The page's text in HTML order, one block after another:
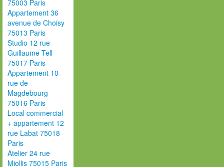
75003 Paris
Appartement 36
avenue de Choisy
75013 Paris
Studio 12 rue
Guillaume Tell
75017 Paris
Appartement 10
rue de
Magdebourg
75016 Paris
Local commercial
+ appartement 12
rue Labat 75018
Paris
Atelier 24 rue
Miollis 75015 Paris